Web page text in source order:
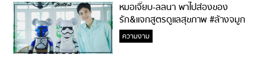
หมอเจี๊ยบ-ลลนา พาไปส่องของ
รัก&แจกสูตรดูแลสุขภาพ #ล้างจมูก
ไม่ยากจะสอนให้
ความงาม